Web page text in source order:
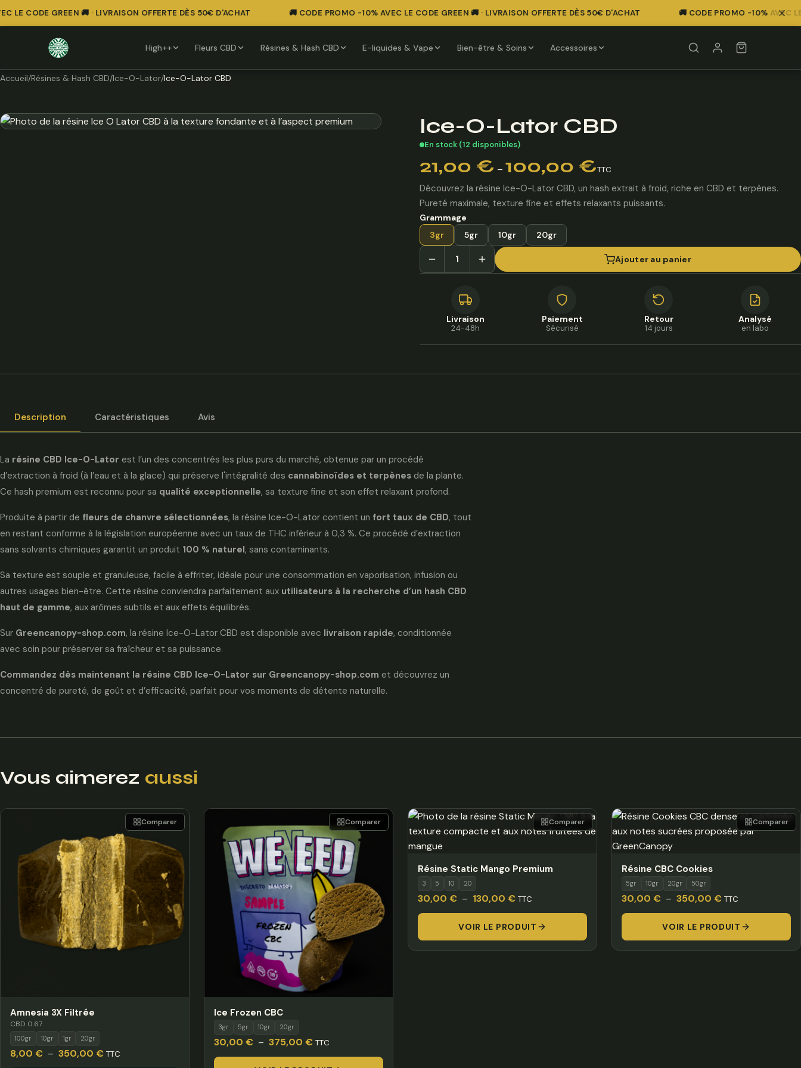
CODE GREEN 🚚 · LIVRAISON OFFERTE DÈS 50€ D'ACHAT 🚚 CODE PROMO -10% AVEC LE CODE GREEN 🚚 · LIVRAISON OFFERTE DÈS 50€ D'ACHAT 🚚 CODE PROMO -10% AVEC LE
High++ Fleurs CBD Résines & Hash CBD E-liquides & Vape Bien-être & Soins Accessoires
Accueil/Résines & Hash CBD/Ice-O-Lator/Ice-O-Lator CBD
Ice-O-Lator CBD
En stock (12 disponibles)
21,00 € – 100,00 €
de
prix :
21,00 €
à
100,00 €
TTC
Découvrez la résine Ice-O-Lator CBD, un hash extrait à froid, riche en CBD et terpènes.
Pureté maximale, texture fine et effets relaxants puissants.
Grammage
3gr
5gr 10gr 20gr
Ajouter au panier
Livraison
24-48h
Paiement
Sécurisé
Retour
14 jours
Analysé
en labo
Description Caractéristiques Avis
La résine CBD Ice-O-Lator est l’un des concentrés les plus purs du marché, obtenue par un procédé
d’extraction à froid (à l’eau et à la glace) qui préserve l'intégralité des cannabinoïdes et terpènes de la plante.
Ce hash premium est reconnu pour sa qualité exceptionnelle, sa texture fine et son effet relaxant profond.
Produite à partir de fleurs de chanvre sélectionnées, la résine Ice-O-Lator contient un fort taux de CBD, tout
en restant conforme à la législation européenne avec un taux de THC inférieur à 0,3 %. Ce procédé d’extraction
sans solvants chimiques garantit un produit 100 % naturel, sans contaminants.
Sa texture est souple et granuleuse, facile à effriter, idéale pour une consommation en vaporisation, infusion ou
autres usages bien-être. Cette résine conviendra parfaitement aux utilisateurs à la recherche d’un hash CBD
haut de gamme, aux arômes subtils et aux effets équilibrés.
Sur Greencanopy-shop.com, la résine Ice-O-Lator CBD est disponible avec livraison rapide, conditionnée
avec soin pour préserver sa fraîcheur et sa puissance.
Commandez dès maintenant la résine CBD Ice-O-Lator sur Greencanopy-shop.com et découvrez un
concentré de pureté, de goût et d’efficacité, parfait pour vos moments de détente naturelle.
Vous aimerez aussi
Amnesia 3X Filtrée
CBD 0.67
100gr 10gr 1gr 20gr
8,00 € – 350,00 €Plage
TTC
Comparer
Ice Frozen CBC
3gr 5gr 10gr 20gr
30,00 € – 375,00 €Plage
de
TTC
Comparer
Résine Static Mango Premium
3 5 10 20
30,00 € – 130,00 €Plage
de
prix :
30,00 €
TTC
VOIR LE PRODUIT
Comparer
Résine CBC Cookies
5gr 10gr 20gr 50gr
30,00 € – 350,00 €Plage
de
prix :
30,00 €
TTC
VOIR LE PRODUIT
Comparer